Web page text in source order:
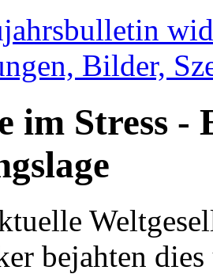
Bilder,
im Stress -
bejahten